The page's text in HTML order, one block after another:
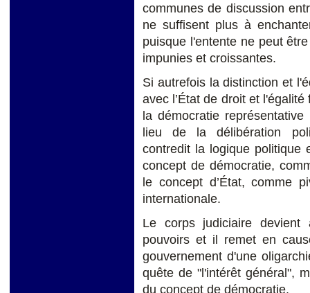
communes de discussion
ne suffisent plus à
puisque l'entente ne peut
impunies et croissantes.
Si autrefois la distinction et
avec l’État de droit et
la démocratie
lieu de la délibération
contredit la logique politique
concept de démocratie,
le concept d’État, comme
internationale.
Le corps judiciaire devient
pouvoirs et il remet en
gouvernement d'une
quête de "l'intérêt général",
du concept de démocratie.